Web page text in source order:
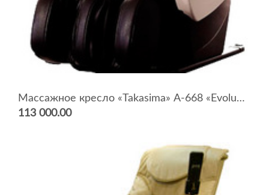
Массажное кресло «Takasima» А-668 «Evolution»
113 000.00